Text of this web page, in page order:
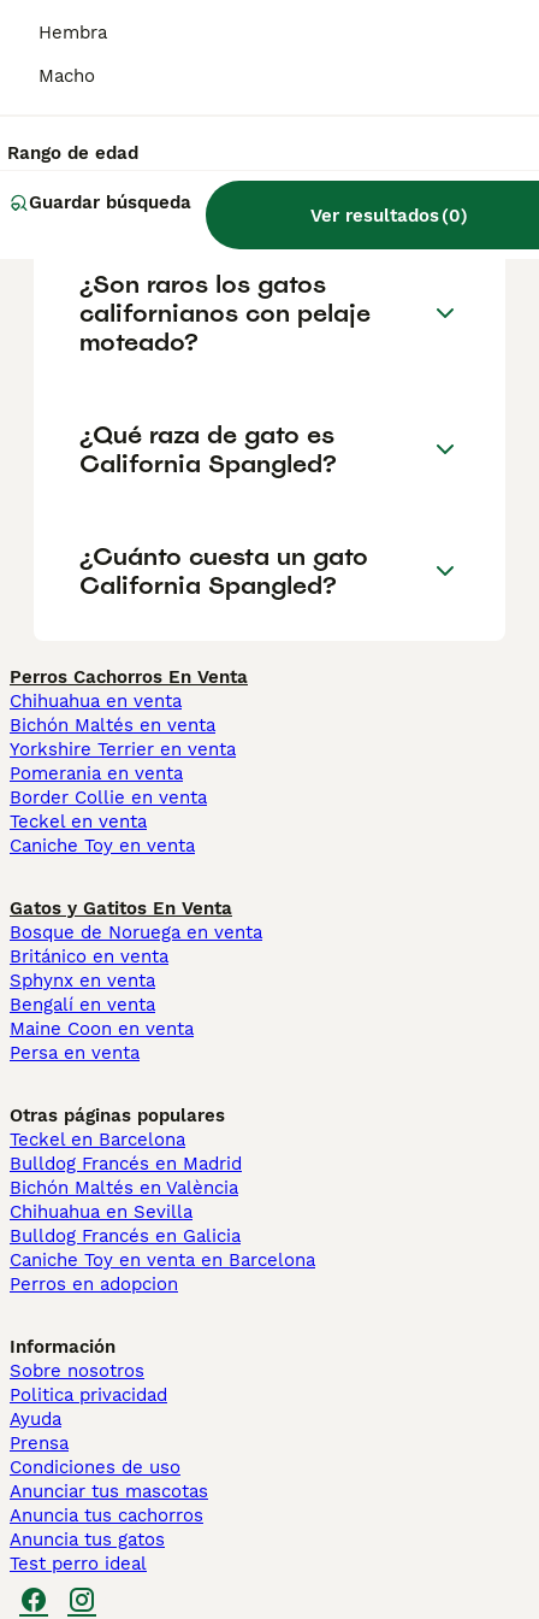
Hembra
Macho
Rango de edad
Guardar búsqueda
Ver resultados(0)
de 2020, la población era de 33,529
1,027 habitantes por kilómetro cuadrado.
¿California es estado o
país?
¿Son raros los gatos
californianos con pelaje
moteado?
¿Qué raza de gato es
California Spangled?
¿Cuánto cuesta un gato
California Spangled?
Perros Cachorros En Venta
Chihuahua en venta
Bichón Maltés en venta
Yorkshire Terrier en venta
Pomerania en venta
Border Collie en venta
Teckel en venta
Caniche Toy en venta
Gatos y Gatitos En Venta
Bosque de Noruega en venta
Británico en venta
Sphynx en venta
Bengalí en venta
Maine Coon en venta
Persa en venta
Otras páginas populares
Teckel en Barcelona
Bulldog Francés en Madrid
Bichón Maltés en València
Chihuahua en Sevilla
Bulldog Francés en Galicia
Caniche Toy en venta en Barcelona
Perros en adopcion
Información
Sobre nosotros
Politica privacidad
Ayuda
Prensa
Condiciones de uso
Anunciar tus mascotas
Anuncia tus cachorros
Anuncia tus gatos
Test perro ideal